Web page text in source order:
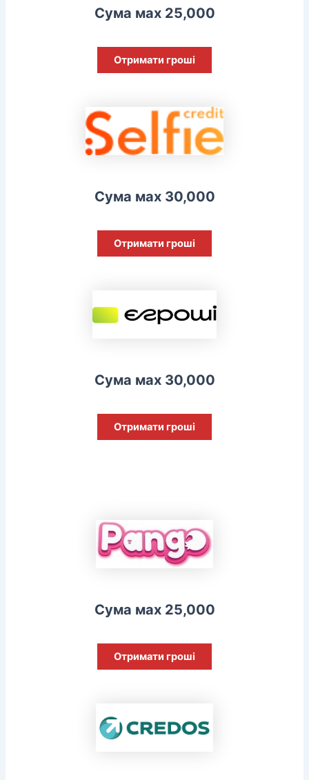
Сума мах 25,000
Отримати гроші
Сума мах 30,000
Отримати гроші
Сума мах 30,000
Отримати гроші
Сума мах 25,000
Отримати гроші